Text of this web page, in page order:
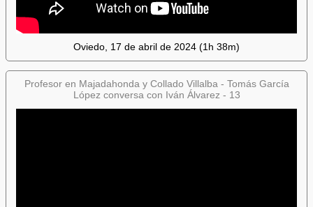
Oviedo, 17 de abril de 2024 (1h 38m)
Profesor en Majadahonda y Collado Villalba - Tomás García
López conversa con Iván Álvarez - 13